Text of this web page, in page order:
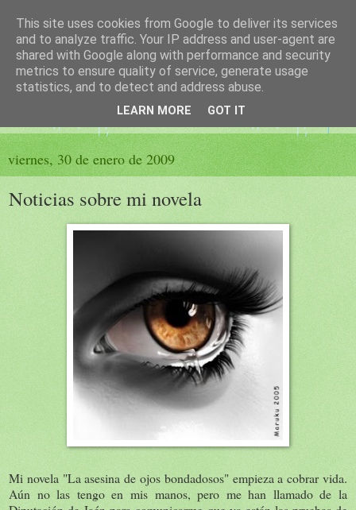
El sueño de las palabras
PÁGINA LITERARIA DE FELISA MORENO
viernes, 30 de enero de 2009
Noticias sobre mi novela
Mi novela "La asesina de ojos bondadosos" empieza a cobrar vida.
Aún no las tengo en mis manos, pero me han llamado de la
This site uses cookies from Google to deliver its services
and to analyze traffic. Your IP address and user-agent are
shared with Google along with performance and security
metrics to ensure quality of service, generate usage
statistics, and to detect and address abuse.
LEARN MORE GOT IT